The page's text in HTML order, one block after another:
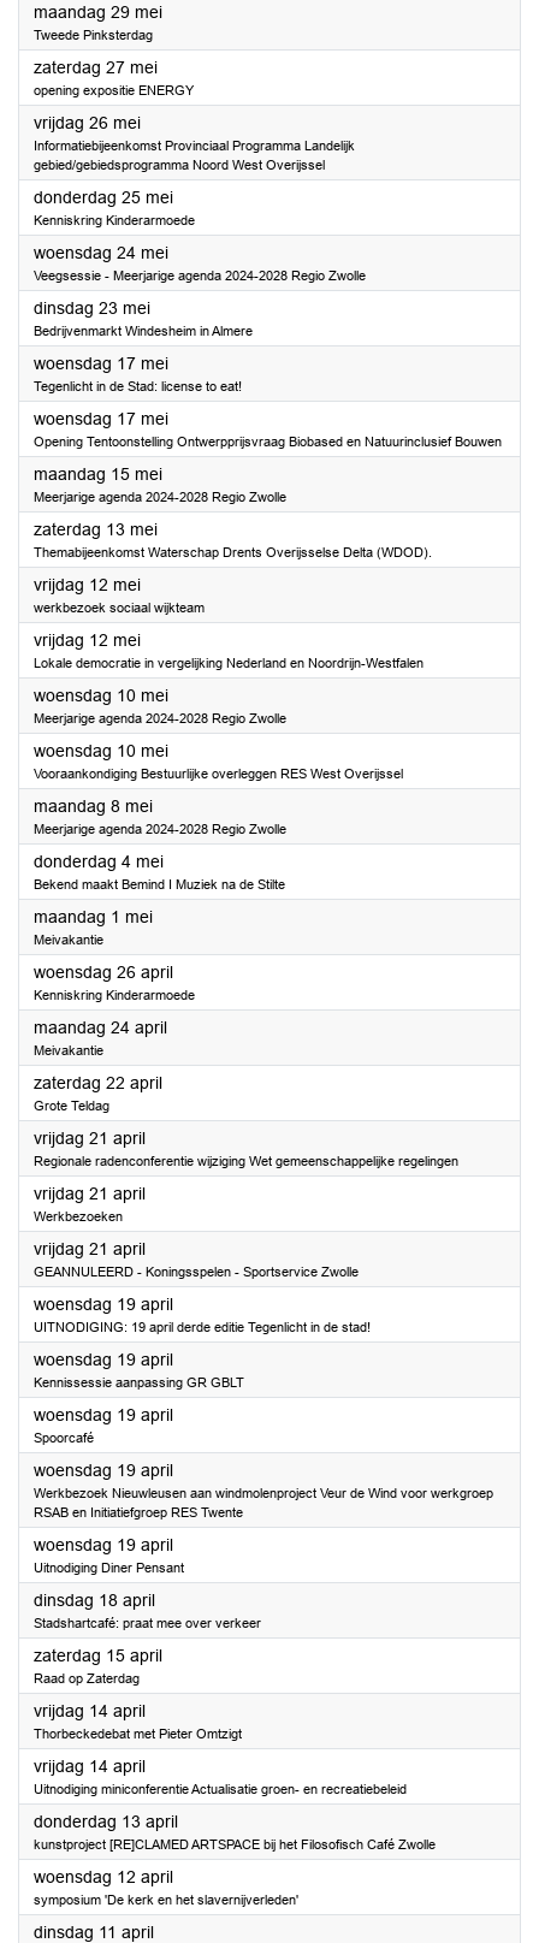
maandag 29 mei2023
Tweede Pinksterdag
zaterdag 27 mei2023
opening expositie ENERGY
vrijdag 26 mei2023
Informatiebijeenkomst Provinciaal Programma Landelijk
gebied/gebiedsprogramma Noord West Overijssel
donderdag 25 mei2023
Kenniskring Kinderarmoede
woensdag 24 mei2023
Veegsessie - Meerjarige agenda 2024-2028 Regio Zwolle
dinsdag 23 mei2023
Bedrijvenmarkt Windesheim in Almere
woensdag 17 mei2023
Tegenlicht in de Stad: license to eat!
woensdag 17 mei2023
Opening Tentoonstelling Ontwerpprijsvraag Biobased en Natuurinclusief Bouwen
maandag 15 mei2023
Meerjarige agenda 2024-2028 Regio Zwolle
zaterdag 13 mei2023
Themabijeenkomst Waterschap Drents Overijsselse Delta (WDOD).
vrijdag 12 mei2023
werkbezoek sociaal wijkteam
vrijdag 12 mei2023
Lokale democratie in vergelijking Nederland en Noordrijn-Westfalen
woensdag 10 mei2023
Meerjarige agenda 2024-2028 Regio Zwolle
woensdag 10 mei2023
Vooraankondiging Bestuurlijke overleggen RES West Overijssel
maandag 8 mei2023
Meerjarige agenda 2024-2028 Regio Zwolle
donderdag 4 mei2023
Bekend maakt Bemind I Muziek na de Stilte
maandag 1 mei2023
Meivakantie
woensdag 26 april2023
Kenniskring Kinderarmoede
maandag 24 april2023
Meivakantie
zaterdag 22 april2023
Grote Teldag
vrijdag 21 april2023
Regionale radenconferentie wijziging Wet gemeenschappelijke regelingen
vrijdag 21 april2023
Werkbezoeken
vrijdag 21 april2023
GEANNULEERD - Koningsspelen - Sportservice Zwolle
woensdag 19 april2023
UITNODIGING: 19 april derde editie Tegenlicht in de stad!
woensdag 19 april2023
Kennissessie aanpassing GR GBLT
woensdag 19 april2023
Spoorcafé
woensdag 19 april2023
Werkbezoek Nieuwleusen aan windmolenproject Veur de Wind voor werkgroep
RSAB en Initiatiefgroep RES Twente
woensdag 19 april2023
Uitnodiging Diner Pensant
dinsdag 18 april2023
Stadshartcafé: praat mee over verkeer
zaterdag 15 april2023
Raad op Zaterdag
vrijdag 14 april2023
Thorbeckedebat met Pieter Omtzigt
vrijdag 14 april2023
Uitnodiging miniconferentie Actualisatie groen- en recreatiebeleid
donderdag 13 april2023
kunstproject [RE]CLAMED ARTSPACE bij het Filosofisch Café Zwolle
woensdag 12 april2023
symposium 'De kerk en het slavernijverleden'
dinsdag 11 april2023